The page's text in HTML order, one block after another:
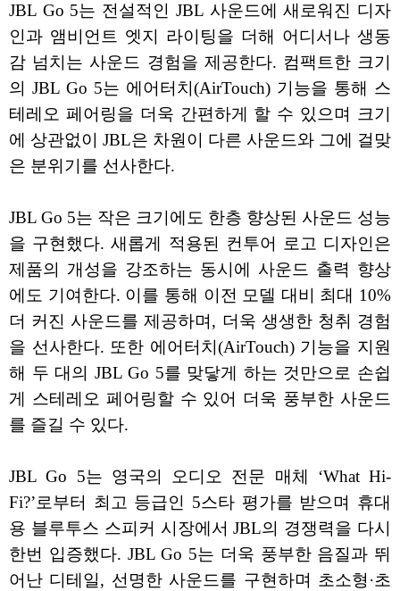
JBL Go 5는 전설적인 JBL 사운드에 새로워진 디자
인과 앰비언트 엣지 라이팅을 더해 어디서나 생동
감 넘치는 사운드 경험을 제공한다. 컴팩트한 크기
의 JBL Go 5는 에어터치(AirTouch) 기능을 통해 스
테레오 페어링을 더욱 간편하게 할 수 있으며 크기
에 상관없이 JBL은 차원이 다른 사운드와 그에 걸맞
은 분위기를 선사한다.
JBL Go 5는 작은 크기에도 한층 향상된 사운드 성능
을 구현했다. 새롭게 적용된 컨투어 로고 디자인은
제품의 개성을 강조하는 동시에 사운드 출력 향상
에도 기여한다. 이를 통해 이전 모델 대비 최대 10%
더 커진 사운드를 제공하며, 더욱 생생한 청취 경험
을 선사한다. 또한 에어터치(AirTouch) 기능을 지원
해 두 대의 JBL Go 5를 맞닿게 하는 것만으로 손쉽
게 스테레오 페어링할 수 있어 더욱 풍부한 사운드
를 즐길 수 있다.
JBL Go 5는 영국의 오디오 전문 매체 ‘What Hi-
Fi?’로부터 최고 등급인 5스타 평가를 받으며 휴대
용 블루투스 스피커 시장에서 JBL의 경쟁력을 다시
한번 입증했다. JBL Go 5는 더욱 풍부한 음질과 뛰
어난 디테일, 선명한 사운드를 구현하며 초소형·초